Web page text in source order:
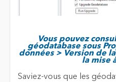
Vous pouvez
géodatabase sous
données > Version de
la mise
Saviez-vous que les